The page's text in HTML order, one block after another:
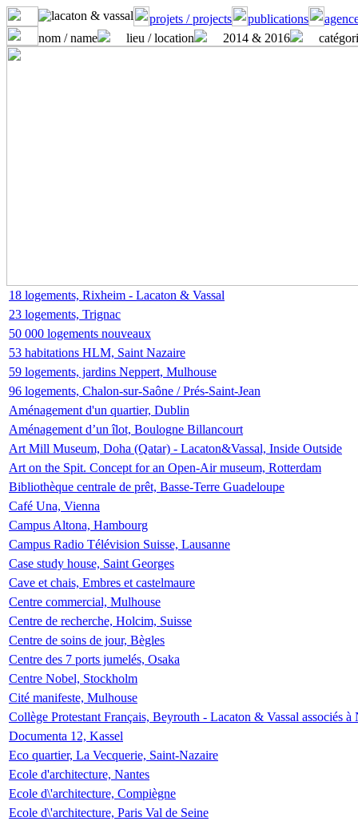
projets / projects publications
nom / name
lieu / location 2014 & 2016
18 logements, Rixheim - Lacaton & Vassal
23 logements, Trignac
50 000 logements nouveaux
53 habitations HLM, Saint Nazaire
59 logements, jardins Neppert, Mulhouse
96 logements, Chalon-sur-Saône / Prés-Saint-Jean
Aménagement d'un quartier, Dublin
Aménagement d’un îlot, Boulogne Billancourt
Art Mill Museum, Doha (Qatar) - Lacaton&Vassal, Inside Outside
Art on the Spit. Concept for an Open-Air museum, Rotterdam
Bibliothèque centrale de prêt, Basse-Terre Guadeloupe
Café Una, Vienna
Campus Altona, Hambourg
Campus Radio Télévision Suisse, Lausanne
Case study house, Saint Georges
Cave et chais, Embres et castelmaure
Centre commercial, Mulhouse
Centre de recherche, Holcim, Suisse
Centre de soins de jour, Bègles
Centre des 7 ports jumelés, Osaka
Centre Nobel, Stockholm
Cité manifeste, Mulhouse
Collège Protestant Français, Beyrouth - Lacaton & Vassal associés
Documenta 12, Kassel
Eco quartier, La Vecquerie, Saint-Nazaire
Ecole d'architecture, Nantes
Ecole d\'architecture, Compiègne
Ecole d\'architecture, Paris Val de Seine